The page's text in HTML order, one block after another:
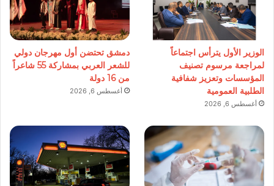
الوزير الأول يترأس اجتماعاً
لمراجعة مرسوم تصنيف
المؤسسات وتعزيز شفافية
الطلبية العمومية
أغسطس 6, 2026
دمشق تحتضن أول مهرجان دولي
للشعر العربي بمشاركة 55 شاعراً
من 16 دولة
أغسطس 6, 2026